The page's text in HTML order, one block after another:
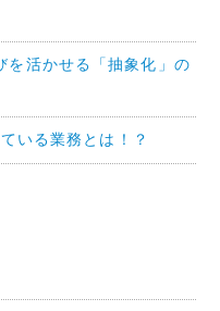
を活かせる「抽象化」の
いる業務とは！？